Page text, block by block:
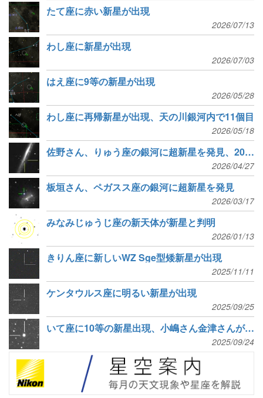
たて座に赤い新星が出現
2026/07/13
わし座に新星が出現
2026/07/03
はえ座に9等の新星が出現
2026/05/28
わし座に再帰新星が出現、天の川銀河内で11個目
2026/05/18
佐野さん、りゅう座の銀河に超新星を発見、20年ぶり4個目
2026/04/27
板垣さん、ペガスス座の銀河に超新星を発見
2026/03/17
みなみじゅうじ座の新天体が新星と判明
2026/01/13
きりん座に新しいWZ Sge型矮新星が出現
2025/11/11
ケンタウルス座に明るい新星が出現
2025/09/25
いて座に10等の新星出現、小嶋さん金津さんが独立発見
2025/09/24